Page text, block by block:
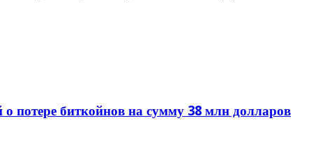
потере биткойнов на сумму 38 млн долларов